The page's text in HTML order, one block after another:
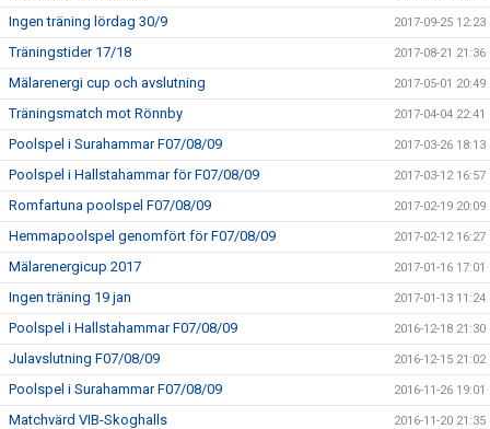
Ingen träning lördag 30/9 2017-09-25 12:23
Träningstider 17/18 2017-08-21 21:36
Mälarenergi cup och avslutning 2017-05-01 20:49
Träningsmatch mot Rönnby 2017-04-04 22:41
Poolspel i Surahammar F07/08/09 2017-03-26 18:13
Poolspel i Hallstahammar för F07/08/09 2017-03-12 16:57
Romfartuna poolspel F07/08/09 2017-02-19 20:09
Hemmapoolspel genomfört för F07/08/09 2017-02-12 16:27
Mälarenergicup 2017 2017-01-16 17:01
Ingen träning 19 jan 2017-01-13 11:24
Poolspel i Hallstahammar F07/08/09 2016-12-18 21:30
Julavslutning F07/08/09 2016-12-15 21:02
Poolspel i Surahammar F07/08/09 2016-11-26 19:01
Matchvärd VIB-Skoghalls 2016-11-20 21:35